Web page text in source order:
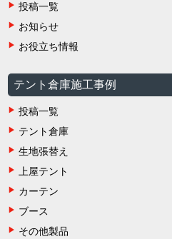
投稿一覧
お知らせ
お役立ち情報
テント倉庫施工事例
投稿一覧
テント倉庫
生地張替え
上屋テント
カーテン
ブース
その他製品